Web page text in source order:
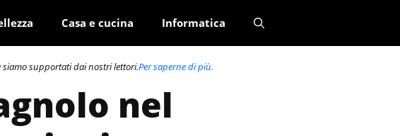
Casa e cucina Informatica
supportati dai nostri lettori.Per saperne di più.
nel